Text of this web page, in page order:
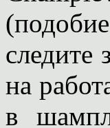
следите
на
в